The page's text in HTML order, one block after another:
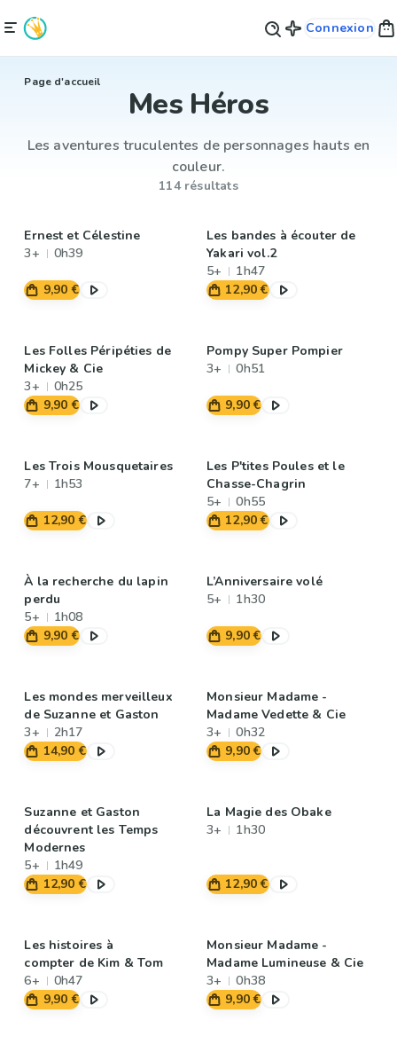
Connexion
Page d'accueil
Mes Héros
Les aventures truculentes de personnages hauts en
couleur.
114 résultats
Ernest et Célestine
3+
0h39
9,90 €
Les bandes à écouter de
Yakari vol.2
5+
1h47
12,90 €
Les Folles Péripéties de
Mickey & Cie
3+
0h25
9,90 €
Pompy Super Pompier
3+
0h51
9,90 €
Les Trois Mousquetaires
7+
1h53
12,90 €
Les P'tites Poules et le
Chasse-Chagrin
5+
0h55
12,90 €
À la recherche du lapin
perdu
5+
1h08
9,90 €
L’Anniversaire volé
5+
1h30
9,90 €
Les mondes merveilleux
de Suzanne et Gaston
3+
2h17
14,90 €
Monsieur Madame -
Madame Vedette & Cie
3+
0h32
9,90 €
Suzanne et Gaston
découvrent les Temps
Modernes
5+
1h49
12,90 €
La Magie des Obake
3+
1h30
12,90 €
Les histoires à
compter de Kim & Tom
6+
0h47
9,90 €
Monsieur Madame -
Madame Lumineuse & Cie
3+
0h38
9,90 €